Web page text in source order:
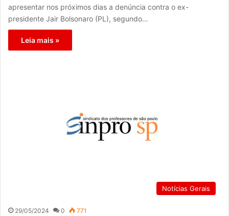
apresentar nos próximos dias a denúncia contra o ex-
presidente Jair Bolsonaro (PL), segundo…
Leia mais »
Notícias Gerais
29/05/2024 0 771